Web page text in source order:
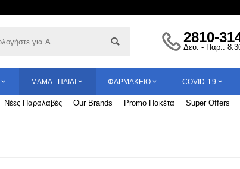
2810-
Δευ. - Παρ.:
ΜΑΜΆ - ΠΑΙΔΊ ΦΑΡΜΑΚΕΊΟ COVID-19
Νέες Παραλαβές Our Brands Promo Πακέτα Super Offers